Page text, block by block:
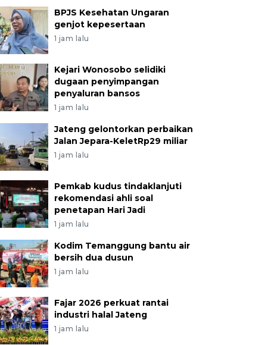
BPJS Kesehatan Ungaran
genjot kepesertaan
1 jam lalu
Kejari Wonosobo selidiki
dugaan penyimpangan
penyaluran bansos
1 jam lalu
Jateng gelontorkan perbaikan
Jalan Jepara-KeletRp29 miliar
1 jam lalu
Pemkab kudus tindaklanjuti
rekomendasi ahli soal
penetapan Hari Jadi
1 jam lalu
Kodim Temanggung bantu air
bersih dua dusun
1 jam lalu
Fajar 2026 perkuat rantai
industri halal Jateng
1 jam lalu